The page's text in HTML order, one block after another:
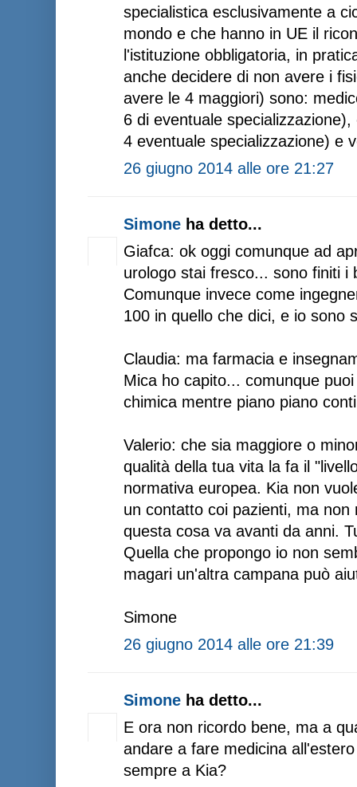
specialistica esclusivamente a
mondo e che hanno in UE il
l'istituzione obbligatoria, in
anche decidere di non avere i
avere le 4 maggiori) sono:
6 di eventuale
4 eventuale specializzazione) e
26 giugno 2014 alle ore 21:27
Simone ha detto...
Giafca: ok oggi comunque ad
urologo stai fresco... sono finiti i
Comunque invece come
100 in quello che dici, e io sono
Claudia: ma farmacia e
Mica ho capito... comunque
chimica mentre piano piano
Valerio: che sia maggiore o
qualità della tua vita la fa il
normativa europea. Kia non
un contatto coi pazienti, ma
questa cosa va avanti da anni.
Quella che propongo io non
magari un'altra campana può
Simone
26 giugno 2014 alle ore 21:39
Simone ha detto...
E ora non ricordo bene, ma a
andare a fare medicina
sempre a Kia?